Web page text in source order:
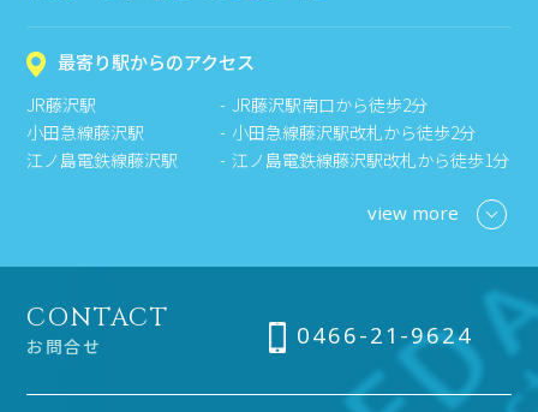
最寄り駅からのアクセス
JR藤沢駅
JR藤沢駅南口から徒歩2分
小田急線藤沢駅
小田急線藤沢駅改札から徒歩2分
江ノ島電鉄線藤沢駅
江ノ島電鉄線藤沢駅改札から徒歩1分
view more
CONTACT
お問合せ 0466-21-9624